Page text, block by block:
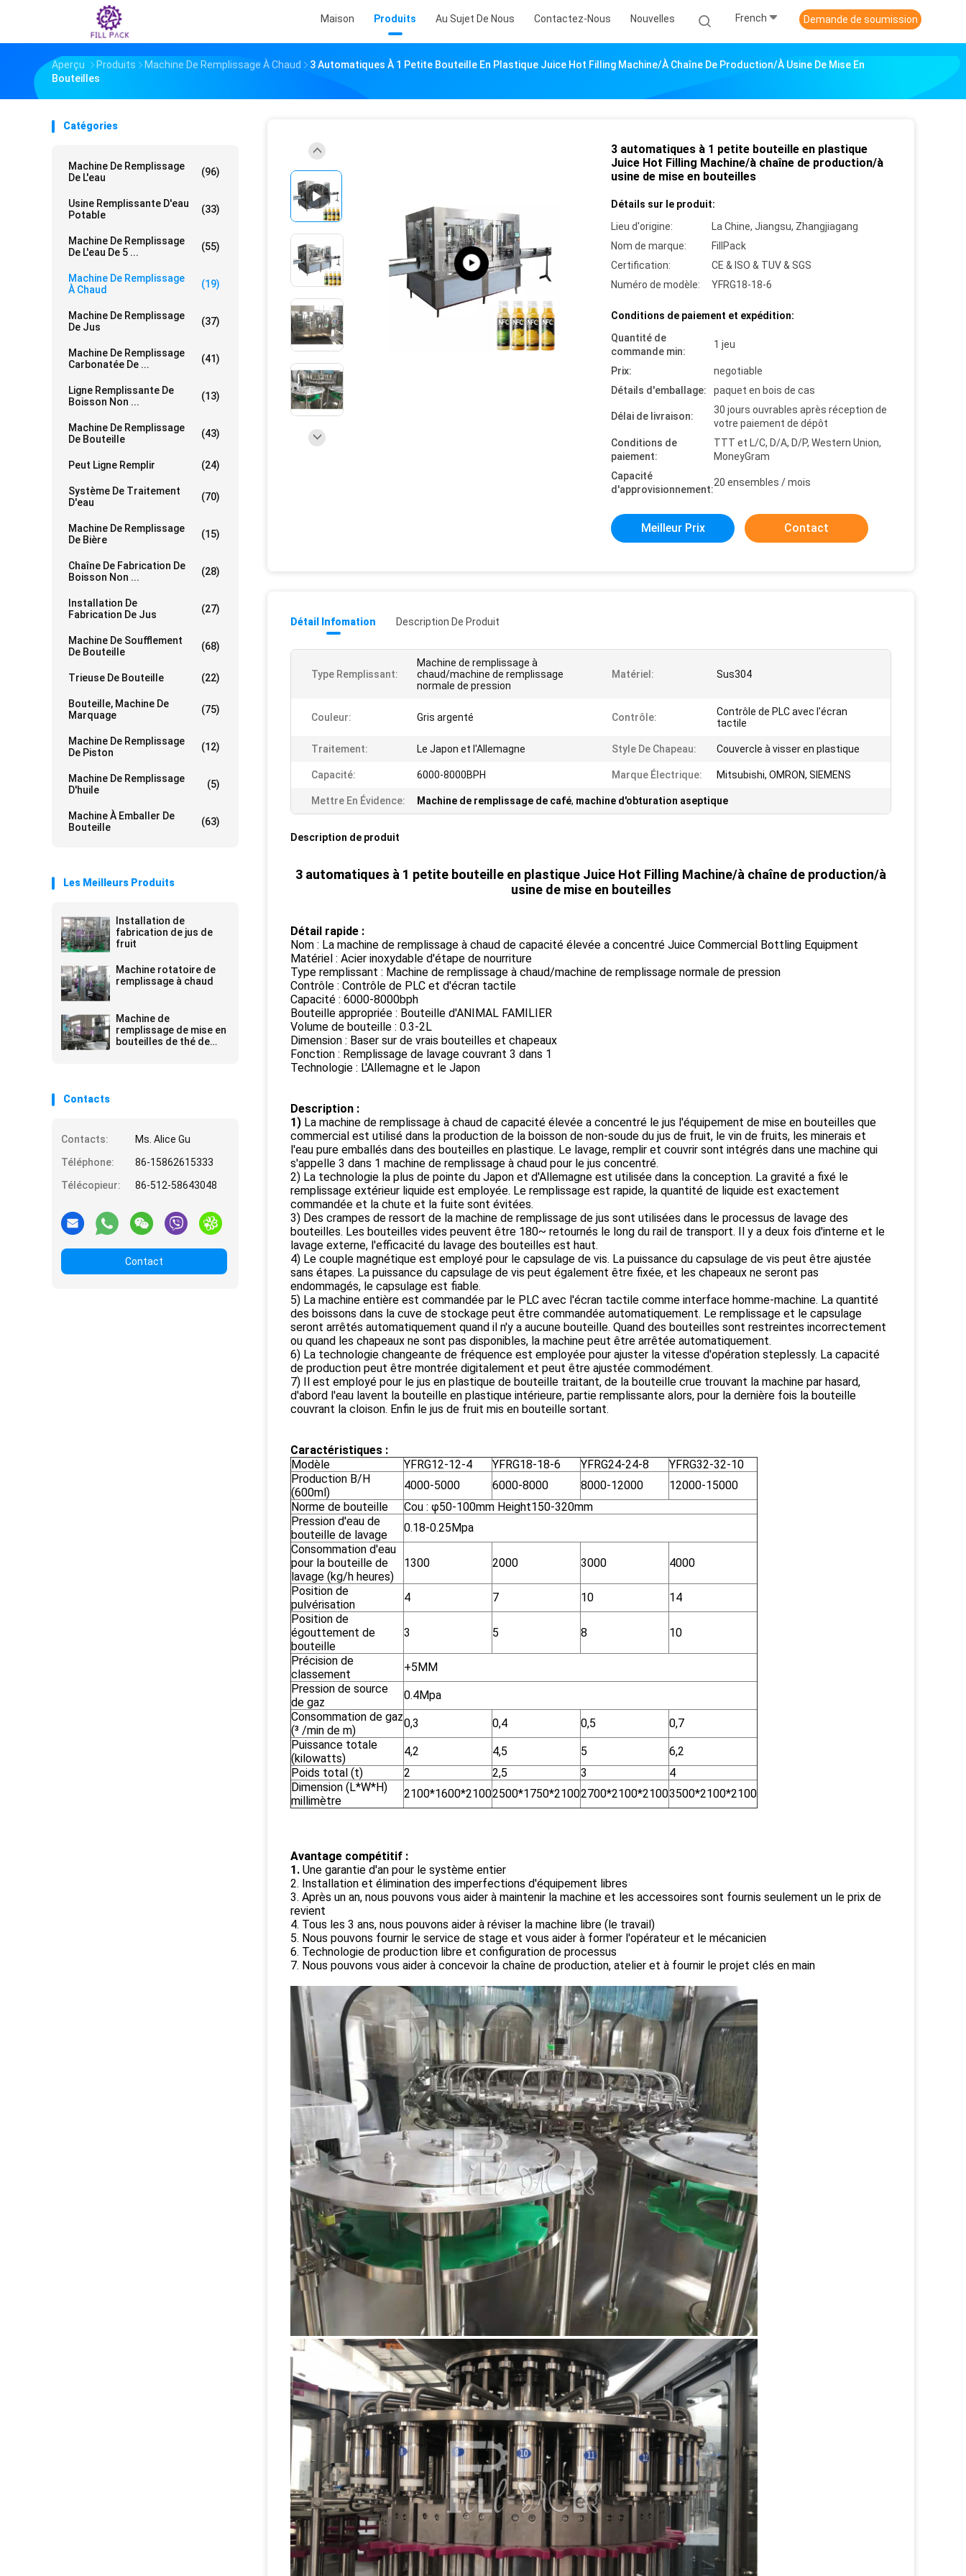
Maison Produits Au Sujet De Nous Contactez-Nous Nouvelles French Demande de soumission
Aperçu Produits Machine De Remplissage À Chaud
3 Automatiques À 1 Petite Bouteille En Plastique Juice Hot Filling Machine/à Chaîne De Production/à Usine De Mise En
Bouteilles
Catégories
Machine De Remplissage
De L'eau
(96)
Usine Remplissante D'eau
Potable
(33)
Machine De Remplissage
De L'eau De 5 ...
(55)
Machine De Remplissage
À Chaud
(19)
Machine De Remplissage
De Jus
(37)
Machine De Remplissage
Carbonatée De ...
(41)
Ligne Remplissante De
Boisson Non ...
(13)
Machine De Remplissage
De Bouteille
(43)
Peut Ligne Remplir (24)
Système De Traitement
D'eau
(70)
Machine De Remplissage
De Bière
(15)
Chaîne De Fabrication De
Boisson Non ...
(28)
Installation De
Fabrication De Jus
(27)
Machine De Soufflement
De Bouteille
(68)
Trieuse De Bouteille (22)
Bouteille, Machine De
Marquage
(75)
Machine De Remplissage
De Piston
(12)
Machine De Remplissage
D'huile
(5)
Machine À Emballer De
Bouteille
(63)
Les Meilleurs Produits
Installation de
fabrication de jus de
fruit
Machine rotatoire de
remplissage à chaud
Machine de
remplissage de mise en
bouteilles de thé de
Contacts
Contacts:
Ms. Alice Gu
Téléphone:
86-15862615333
Télécopieur:
86-512-58643048
Contact
3 automatiques à 1 petite bouteille en plastique
Juice Hot Filling Machine/à chaîne de production/à
usine de mise en bouteilles
Détails sur le produit:
Lieu d'origine:
La Chine, Jiangsu, Zhangjiagang
Nom de marque:
FillPack
Certification:
CE & ISO & TUV & SGS
Numéro de modèle:
YFRG18-18-6
Conditions de paiement et expédition:
Quantité de
commande min:
1 jeu
Prix:
negotiable
Détails d'emballage:
paquet en bois de cas
Délai de livraison:
30 jours ouvrables après réception de
votre paiement de dépôt
Conditions de
paiement:
TTT et L/C, D/A, D/P, Western Union,
MoneyGram
Capacité
d'approvisionnement:
20 ensembles / mois
Meilleur Prix Contact
Détail Infomation Description De Produit
Type Remplissant:
Machine de remplissage à
chaud/machine de remplissage
normale de pression
Matériel: Sus304
Couleur: Gris argenté Contrôle:
Contrôle de PLC avec l'écran
tactile
Traitement: Le Japon et l'Allemagne Style De Chapeau: Couvercle à visser en plastique
Capacité: 6000-8000BPH Marque Électrique: Mitsubishi, OMRON, SIEMENS
Mettre En Évidence: Machine de remplissage de café, machine d'obturation aseptique
Description de produit
3 automatiques à 1 petite bouteille en plastique Juice Hot Filling Machine/à chaîne de production/à
usine de mise en bouteilles
Détail rapide :
Nom : La machine de remplissage à chaud de capacité élevée a concentré Juice Commercial Bottling Equipment
Matériel : Acier inoxydable d'étape de nourriture
Type remplissant : Machine de remplissage à chaud/machine de remplissage normale de pression
Contrôle : Contrôle de PLC et d'écran tactile
Capacité : 6000-8000bph
Bouteille appropriée : Bouteille d'ANIMAL FAMILIER
Volume de bouteille : 0.3-2L
Dimension : Baser sur de vrais bouteilles et chapeaux
Fonction : Remplissage de lavage couvrant 3 dans 1
Technologie : L'Allemagne et le Japon
Description :
1) La machine de remplissage à chaud de capacité élevée a concentré le jus l'équipement de mise en bouteilles que
commercial est utilisé dans la production de la boisson de non-soude du jus de fruit, le vin de fruits, les minerais et
l'eau pure emballés dans des bouteilles en plastique. Le lavage, remplir et couvrir sont intégrés dans une machine qui
s'appelle 3 dans 1 machine de remplissage à chaud pour le jus concentré.
2) La technologie la plus de pointe du Japon et d'Allemagne est utilisée dans la conception. La gravité a fixé le
remplissage extérieur liquide est employée. Le remplissage est rapide, la quantité de liquide est exactement
commandée et la chute et la fuite sont évitées.
3) Des crampes de ressort de la machine de remplissage de jus sont utilisées dans le processus de lavage des
bouteilles. Les bouteilles vides peuvent être 180~ retournés le long du rail de transport. Il y a deux fois d'interne et le
lavage externe, l'efficacité du lavage des bouteilles est haut.
4) Le couple magnétique est employé pour le capsulage de vis. La puissance du capsulage de vis peut être ajustée
sans étapes. La puissance du capsulage de vis peut également être fixée, et les chapeaux ne seront pas
endommagés, le capsulage est fiable.
5) La machine entière est commandée par le PLC avec l'écran tactile comme interface homme-machine. La quantité
des boissons dans la cuve de stockage peut être commandée automatiquement. Le remplissage et le capsulage
seront arrêtés automatiquement quand il n'y a aucune bouteille. Quand des bouteilles sont restreintes incorrectement
ou quand les chapeaux ne sont pas disponibles, la machine peut être arrêtée automatiquement.
6) La technologie changeante de fréquence est employée pour ajuster la vitesse d'opération steplessly. La capacité
de production peut être montrée digitalement et peut être ajustée commodément.
7) Il est employé pour le jus en plastique de bouteille traitant, de la bouteille crue trouvant la machine par hasard,
d'abord l'eau lavent la bouteille en plastique intérieure, partie remplissante alors, pour la dernière fois la bouteille
couvrant la cloison. Enfin le jus de fruit mis en bouteille sortant.
Caractéristiques :
Modèle
YFRG12-12-4 YFRG18-18-6 YFRG24-24-8
YFRG32-32-10
Production B/H
(600ml)
4000-5000 6000-8000 8000-12000
12000-15000
Norme de bouteille
Cou : φ50-100mm Height150-320mm
Pression d'eau de
bouteille de lavage
0.18-0.25Mpa
Consommation d'eau
pour la bouteille de
lavage (kg/h heures)
1300 2000 3000 4000
Position de
pulvérisation
4 7 10
14
Position de
égouttement de
bouteille
3 5 8 10
Précision de
classement
+5MM
Pression de source
de gaz
0.4Mpa
Consommation de gaz
(³ /min de m)
0,3 0,4 0,5
0,7
Puissance totale
(kilowatts)
4,2 4,5 5
6,2
Poids total (t)
2 2,5 3
4
Dimension (L*W*H)
millimètre
2100*1600*21002500*1750*21002700*2100*21003500*2100*2100
Avantage compétitif :
1. Une garantie d'an pour le système entier
2. Installation et élimination des imperfections d'équipement libres
3. Après un an, nous pouvons vous aider à maintenir la machine et les accessoires sont fournis seulement un le prix de
revient
4. Tous les 3 ans, nous pouvons aider à réviser la machine libre (le travail)
5. Nous pouvons fournir le service de stage et vous aider à former l'opérateur et le mécanicien
6. Technologie de production libre et configuration de processus
7. Nous pouvons vous aider à concevoir la chaîne de production, atelier et à fournir le projet clés en main